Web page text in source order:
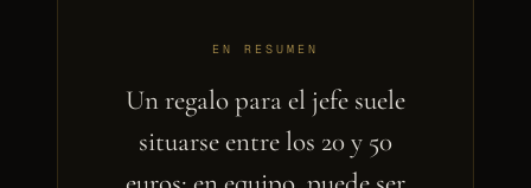
EN RESUMEN
Un regalo para el jefe suele
situarse entre los 20 y 50